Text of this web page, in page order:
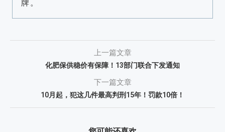
牌。
上一篇文章
化肥保供稳价有保障！13部门联合下发通知
下一篇文章
10月起，犯这几件最高判刑15年！罚款10倍！